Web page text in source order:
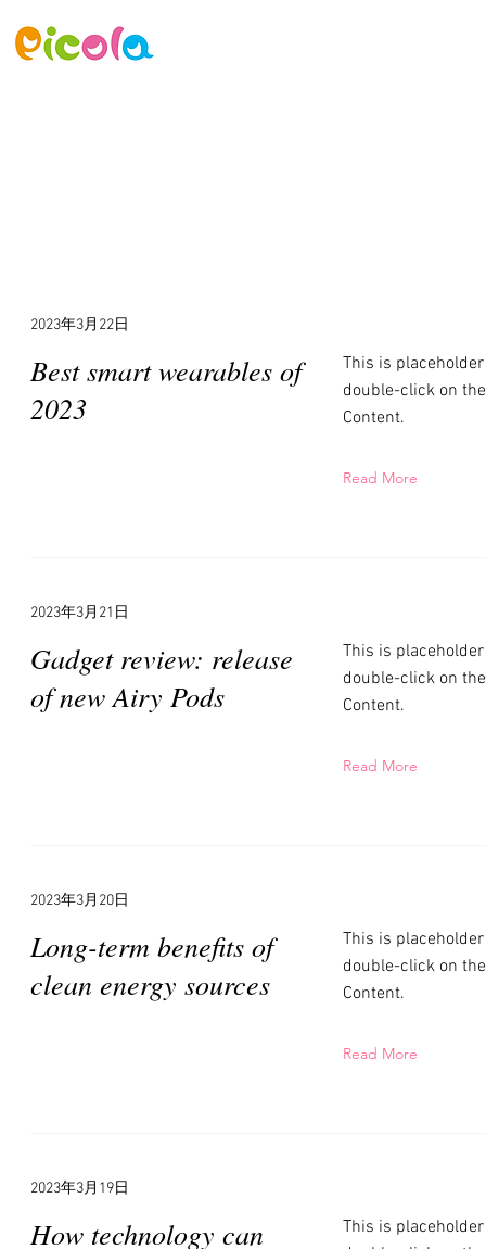
2023年3月22日
Best smart wearables of
2023
This is
double-click on
Content.
Read More
2023年3月21日
Gadget review: release
of new Airy Pods
This is
double-click on
Content.
Read More
2023年3月20日
Long-term benefits of
clean energy sources
This is
double-click on
Content.
Read More
2023年3月19日
How technology can
This is